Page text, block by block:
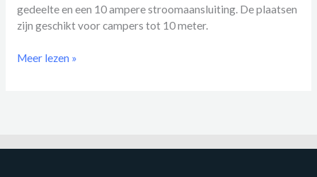
gedeelte en een 10 ampere stroomaansluiting. De plaatsen
zijn geschikt voor campers tot 10 meter.
Meer lezen »